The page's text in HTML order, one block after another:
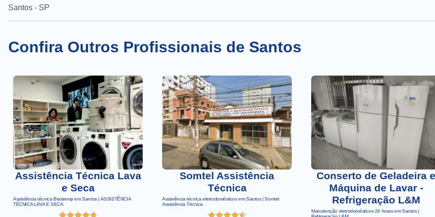
Santos - SP
Confira Outros Profissionais de Santos
Assistência Técnica Lava
e Seca
Assistência técnica Brastemp em Santos | ASSISTÊNCIA
TÉCNICA LAVA E SECA
Somtel Assistência
Técnica
Assistência técnica eletrodomésticos em Santos | Somtel
Assistência Técnica
Conserto de Geladeira
Máquina de Lavar -
Refrigeração L&M
Manutenção eletrodomésticos 24 horas em Santos |